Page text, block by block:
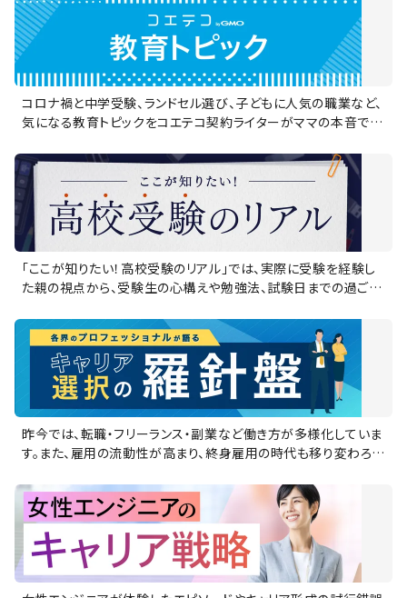
コロナ禍と中学受験、ランドセル選び、子どもに人気の職業など、
気になる教育トピックをコエテコ契約ライターがママの本音でお
か？
「ここが知りたい！高校受験のリアル」では、実際に受験を経験し
た親の視点から、受験生の心構えや勉強法、試験日までの過ごし
ントを、実際に受験を乗り越えた子どもにも聞きながら深掘りし、
これから受験を迎える方々に役立つ実践的なヒントをお伝えし
ます。
昨今では、転職・フリーランス・副業など働き方が多様化していま
す。また、雇用の流動性が高まり、終身雇用の時代も移り変わろう
キャリア選択の羅針盤」では、キャリアチェンジのリアルをお伝え
します。